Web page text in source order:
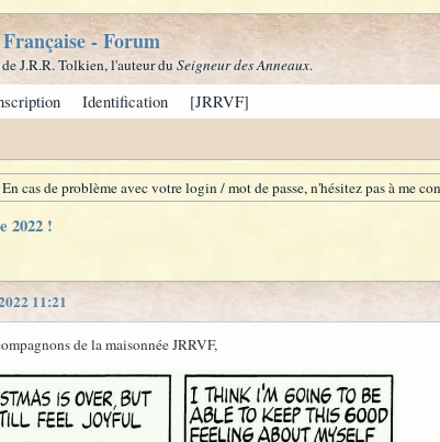
- Forum
J.R.R. Tolkien, l'auteur du Seigneur des Anneaux.
Identification [JRRVF]
cas de problème avec votre login / mot de passe, n'hésitez pas à me
2022 !
11:21
de la maisonnée JRRVF,